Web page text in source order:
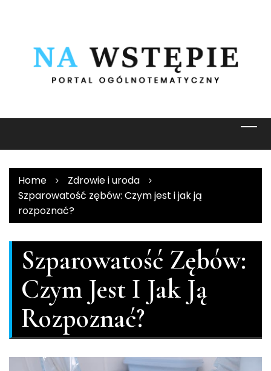
Home
Zdrowie i uroda
Szparowatość zębów: Czym jest i jak ją
rozpoznać?
Szparowatość Zębów:
Czym Jest I Jak Ją
Rozpoznać?